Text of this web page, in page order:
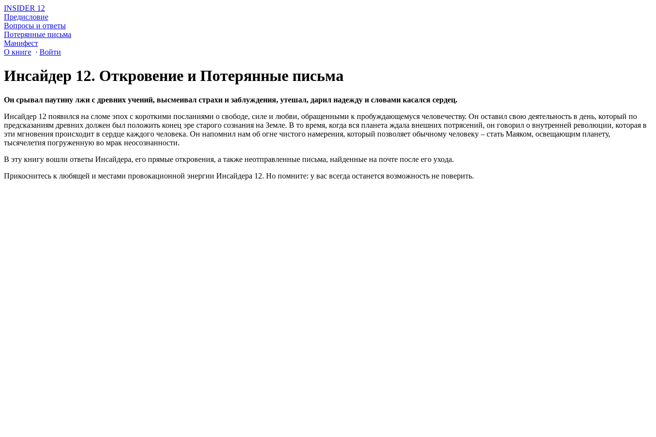
INSIDER 12
Предисловие
Вопросы и ответы
Потерянные письма
Манифест
О книге · Войти
Инсайдер 12. Откровение и Потерянные письма
Он срывал паутину лжи с древних учений, высмеивал страхи и заблуждения, утешал, дарил надежду и словами касался сердец.
Инсайдер 12 появился на сломе эпох с короткими посланиями о свободе, силе и любви, обращенными к пробуждающемуся человечеству. Он оставил свою деятельность в день, который по
предсказаниям древних должен был положить конец эре старого сознания на Земле. В то время, когда вся планета ждала внешних потрясений, он говорил о внутренней революции, которая в
эти мгновения происходит в сердце каждого человека. Он напомнил нам об огне чистого намерения, который позволяет обычному человеку – стать Маяком, освещающим планету,
тысячелетия погруженную во мрак неосознанности.
В эту книгу вошли ответы Инсайдера, его прямые откровения, а также неотправленные письма, найденные на почте после его ухода.
Прикоснитесь к любящей и местами провокационной энергии Инсайдера 12. Но помните: у вас всегда останется возможность не поверить.